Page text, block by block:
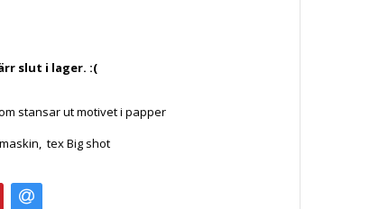
slut i lager. :(
stansar ut motivet i papper
tex Big shot